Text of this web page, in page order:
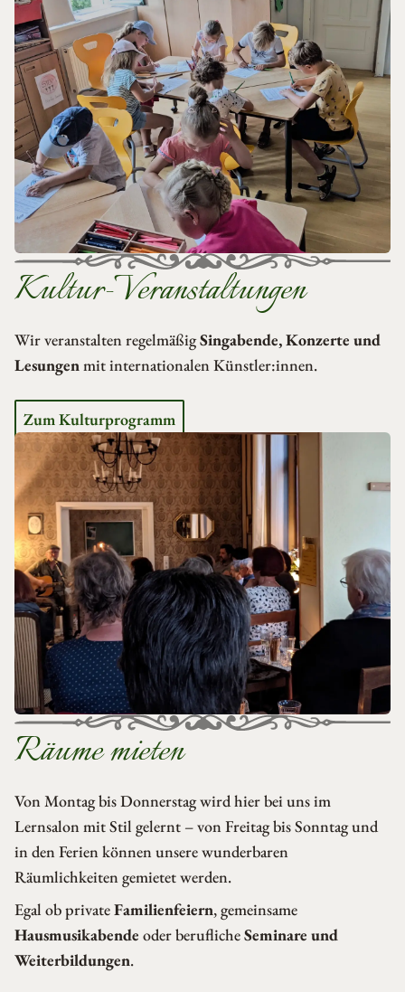
Kultur-Veranstaltungen
Wir veranstalten regelmäßigSingabende, Konzerte und
Lesungenmit internationalen Künstler:innen.
Zum Kulturprogramm
Räume mieten
Von Montag bis Donnerstag wird hier bei uns im
Lernsalon mit Stil gelernt – von Freitag bis Sonntag und
in den Ferien können unsere wunderbaren
Räumlichkeiten gemietet werden.
Egal ob privateFamilienfeiern, gemeinsame
Hausmusikabende oder beruflicheSeminare und
Weiterbildungen.